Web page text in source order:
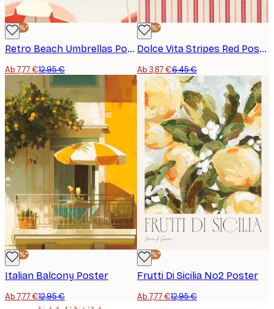
-40%*
Retro Beach Umbrellas Poster
Ab 7,77 €12,95 €
-40%*
Dolce Vita Stripes Red Poster
Ab 3,87 €6,45 €
-40%*
Italian Balcony Poster
Ab 7,77 €12,95 €
-40%*
Frutti Di Sicilia No2 Poster
Ab 7,77 €12,95 €